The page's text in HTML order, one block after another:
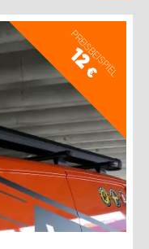
PREISBEISPIEL
12
€